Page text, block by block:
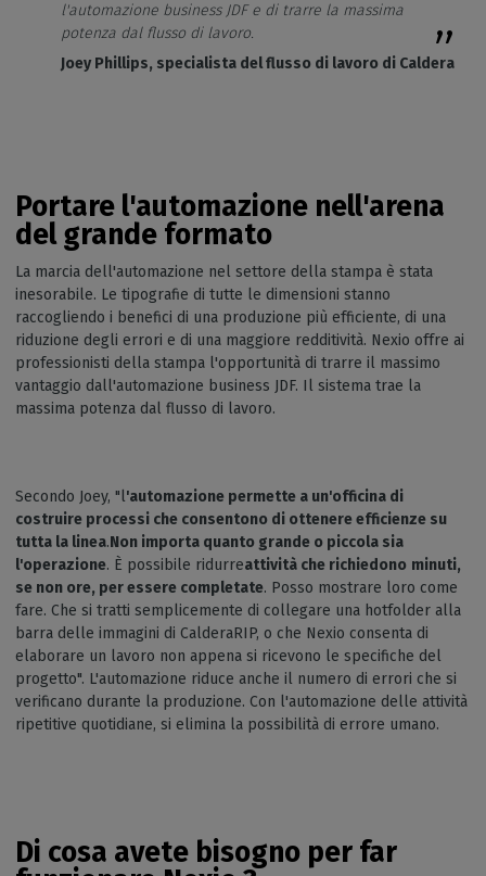
l'automazione business JDF e di trarre la massima
potenza dal flusso di lavoro.
Joey Phillips, specialista del flusso di lavoro di Caldera
Portare l'automazione nell'arena
del grande formato
La marcia dell'automazione nel settore della stampa è stata
inesorabile. Le tipografie di tutte le dimensioni stanno
raccogliendo i benefici di una produzione più efficiente, di una
riduzione degli errori e di una maggiore redditività. Nexio offre ai
professionisti della stampa l'opportunità di trarre il massimo
vantaggio dall'automazione business JDF. Il sistema trae la
massima potenza dal flusso di lavoro.
Secondo Joey, "l'automazione permette a un'officina di
costruire processi che consentono di ottenere efficienze su
tutta la linea.Non importa quanto grande o piccola sia
l'operazione. È possibile ridurreattività che richiedono minuti,
se non ore, per essere completate. Posso mostrare loro come
fare. Che si tratti semplicemente di collegare una hotfolder alla
barra delle immagini di CalderaRIP, o che Nexio consenta di
elaborare un lavoro non appena si ricevono le specifiche del
progetto". L'automazione riduce anche il numero di errori che si
verificano durante la produzione. Con l'automazione delle attività
ripetitive quotidiane, si elimina la possibilità di errore umano.
Di cosa avete bisogno per far